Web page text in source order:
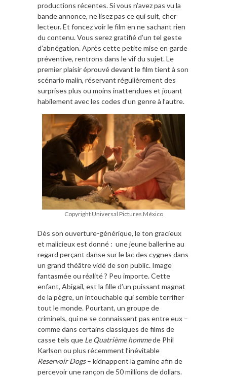
productions récentes. Si vous n’avez pas vu la
bande annonce, ne lisez pas ce qui suit, cher
lecteur. Et foncez voir le film en ne sachant rien
du contenu. Vous serez gratifié d’un tel geste
d’abnégation. Après cette petite mise en garde
préventive, rentrons dans le vif du sujet. Le
premier plaisir éprouvé devant le film tient à son
scénario malin, réservant régulièrement des
surprises plus ou moins inattendues et jouant
habilement avec les codes d’un genre à l’autre.
Copyright Universal Pictures México
Dès son ouverture-générique, le ton gracieux
et malicieux est donné : une jeune ballerine au
regard perçant danse sur le lac des cygnes dans
un grand théâtre vidé de son public. Image
fantasmée ou réalité ? Peu importe. Cette
enfant, Abigail, est la fille d’un puissant magnat
de la pègre, un intouchable qui semble terrifier
tout le monde. Pourtant, un groupe de
criminels, qui ne se connaissent pas entre eux –
comme dans certains classiques de films de
casse tels que Le Quatrième hommede Phil
Karlson ou plus récemment l’inévitable
Reservoir Dogs– kidnappent la gamine afin de
percevoir une rançon de 50 millions de dollars.